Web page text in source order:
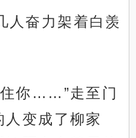
人奋力架着白羡
住你……”走至门
人变成了柳家